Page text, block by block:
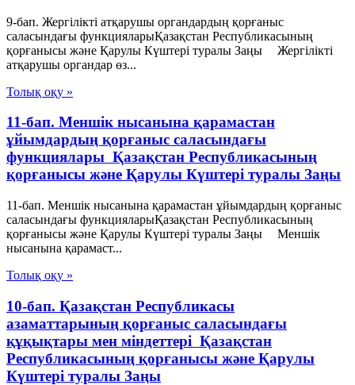
9-бап. Жергіліктi атқарушы органдардың қорғаныс
саласындағы функцияларыҚазақстан Республикасының
қорғанысы және Қарулы Күштері туралы Заңы Жергілiкті
атқарушы органдар өз...
Толық оқу »
11-бап. Меншiк нысанына қарамастан
ұйымдардың қорғаныс саласындағы
функциялары Қазақстан Республикасының
қорғанысы және Қарулы Күштері туралы Заңы
11-бап. Меншiк нысанына қарамастан ұйымдардың қорғаныс
саласындағы функцияларыҚазақстан Республикасының
қорғанысы және Қарулы Күштері туралы Заңы Меншiк
нысанына қарамаст...
Толық оқу »
10-бап. Қазақстан Республикасы
азаматтарының қорғаныс саласындағы
құқықтары мен міндеттері Қазақстан
Республикасының қорғанысы және Қарулы
Күштері туралы Заңы